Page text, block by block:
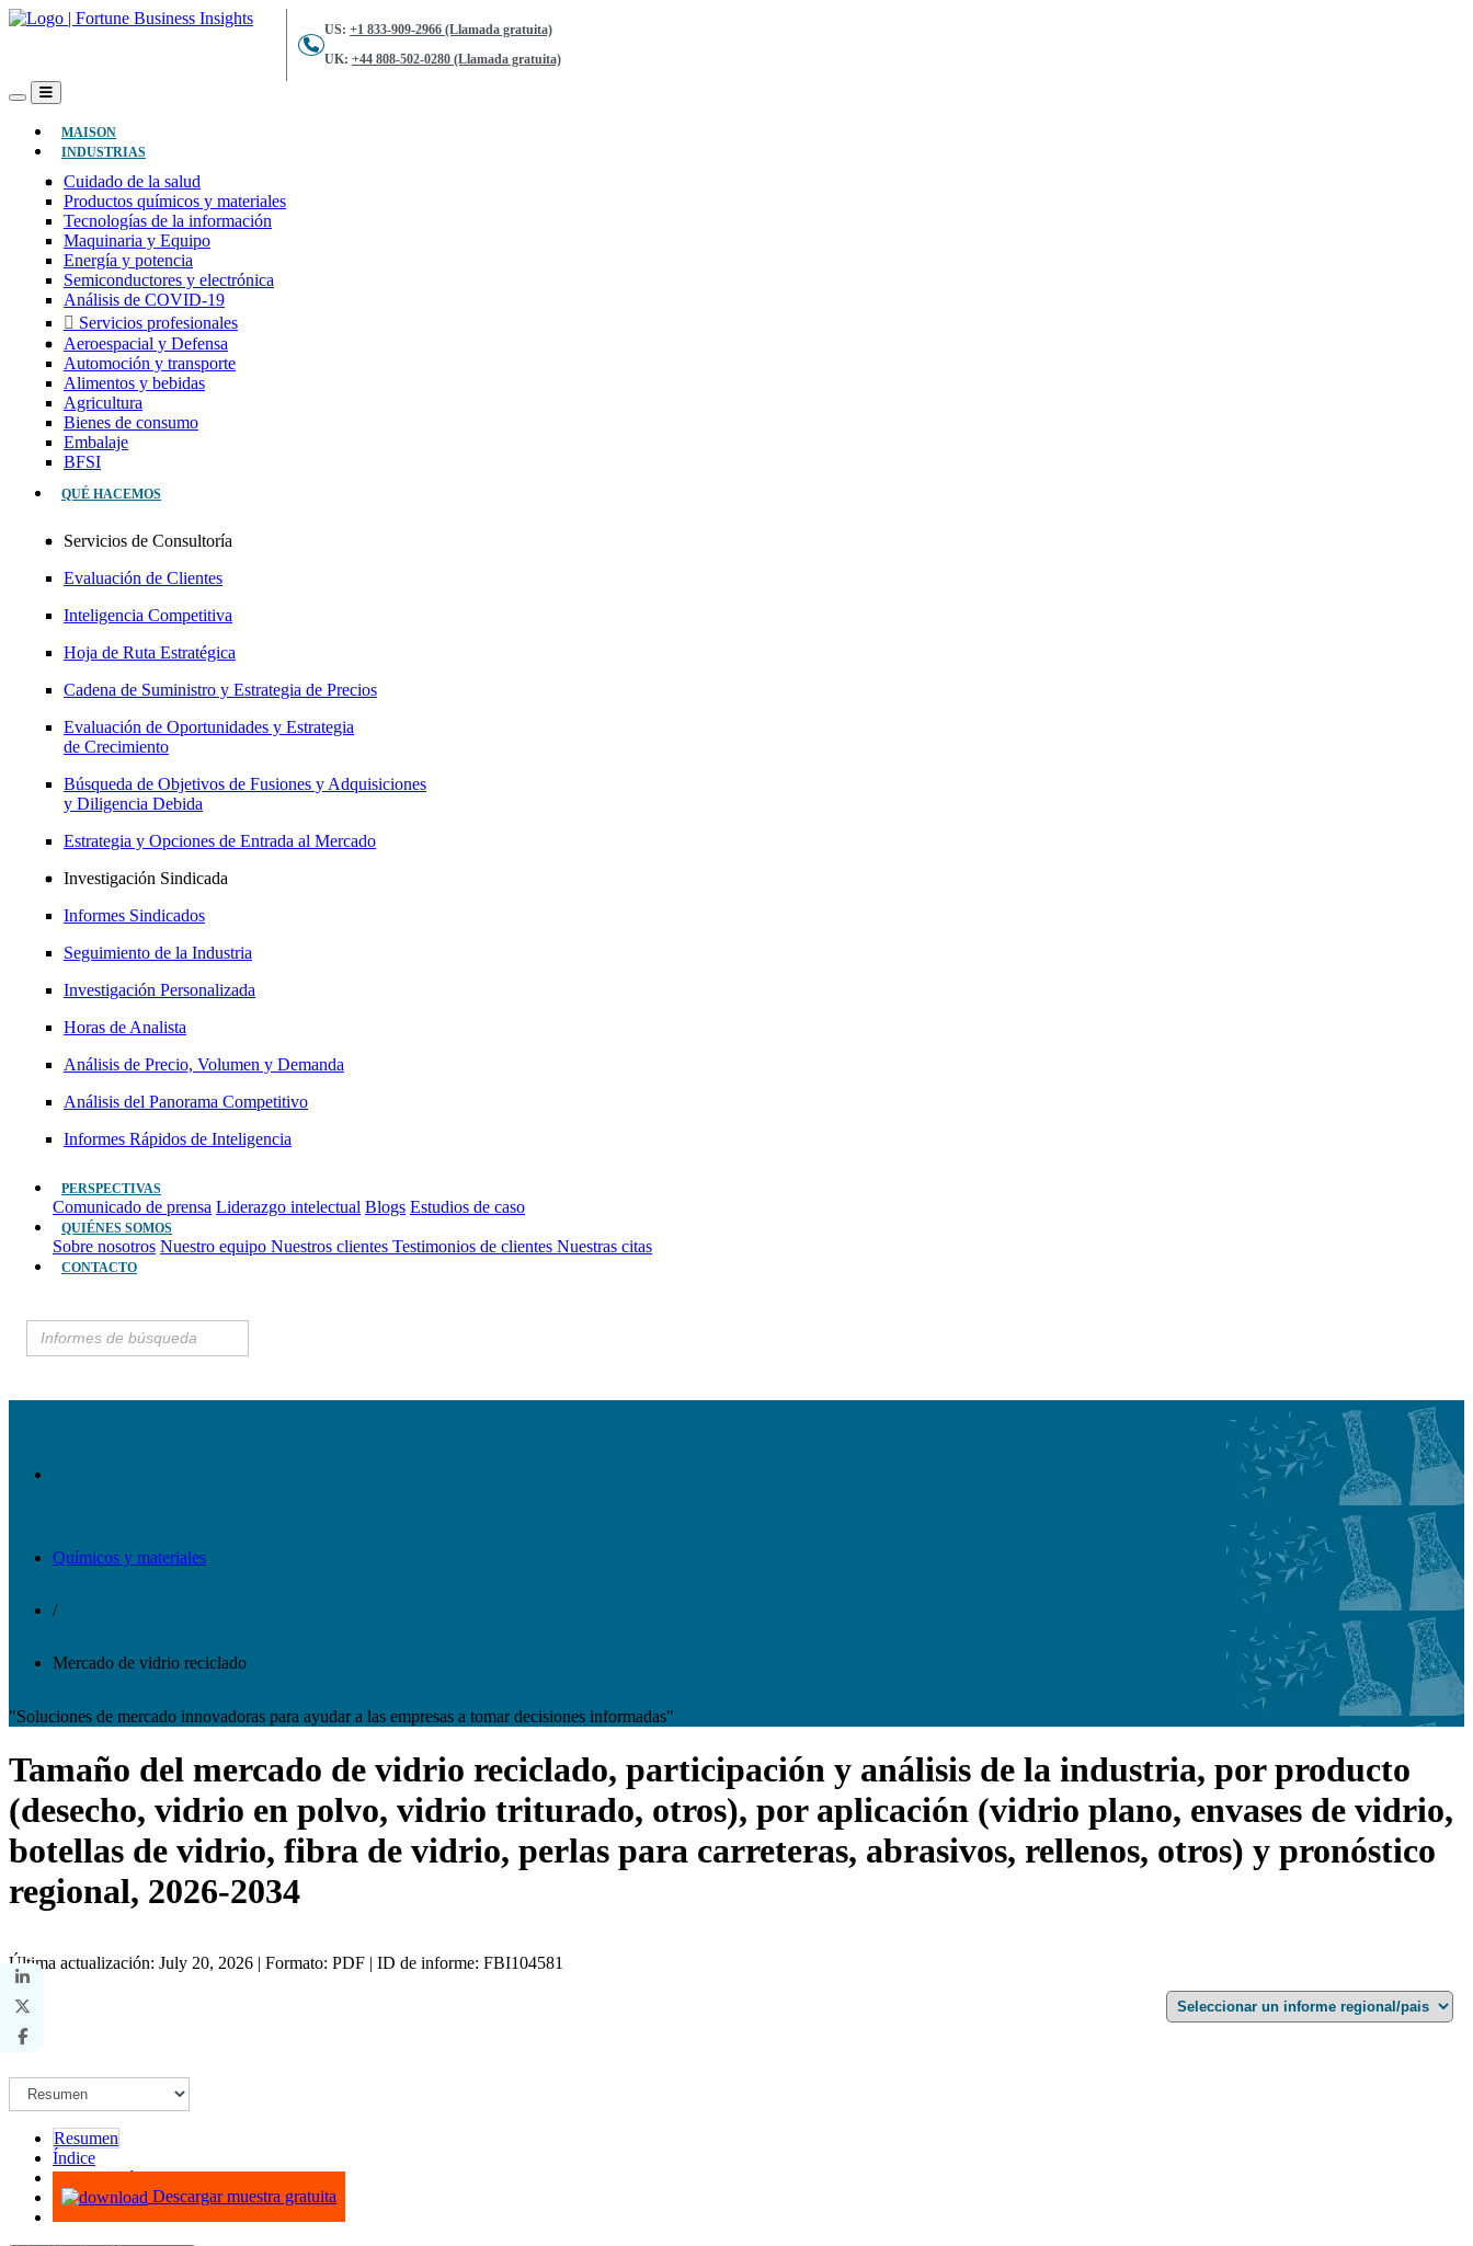
US: +1 833-909-2966 (Llamada gratuita)
UK: +44 808-502-0280 (Llamada gratuita)
MAISON(ACTUAL)
INDUSTRIAS
Cuidado de la salud
Productos químicos y materiales
Tecnologías de la información
Maquinaria y Equipo
Energía y potencia
Semiconductores y electrónica
Análisis de COVID-19
Servicios profesionales
Aeroespacial y Defensa
Automoción y transporte
Alimentos y bebidas
Agricultura
Bienes de consumo
Embalaje
BFSI
QUÉ HACEMOS
Servicios de Consultoría
Evaluación de Clientes
Inteligencia Competitiva
Hoja de Ruta Estratégica
Cadena de Suministro y Estrategia de Precios
Evaluación de Oportunidades y Estrategia
de Crecimiento
Búsqueda de Objetivos de Fusiones y Adquisiciones
y Diligencia Debida
Estrategia y Opciones de Entrada al Mercado
Investigación Sindicada
Informes Sindicados
Seguimiento de la Industria
Investigación Personalizada
Horas de Analista
Análisis de Precio, Volumen y Demanda
Análisis del Panorama Competitivo
Informes Rápidos de Inteligencia
PERSPECTIVAS
Comunicado de prensa Liderazgo intelectual Blogs Estudios de caso
QUIÉNES SOMOS
Sobre nosotros Nuestro equipo Nuestros clientes Testimonios de clientes Nuestras citas
CONTACTO
Químicos y materiales
/
Mercado de vidrio reciclado
"Soluciones de mercado innovadoras para ayudar a las empresas a tomar decisiones informadas"
Tamaño del mercado de vidrio reciclado, participación y análisis de la industria, por producto
(desecho, vidrio en polvo, vidrio triturado, otros), por aplicación (vidrio plano, envases de vidrio,
botellas de vidrio, fibra de vidrio, perlas para carreteras, abrasivos, rellenos, otros) y pronóstico
regional, 2026-2034
Última actualización: July 20, 2026 | Formato: PDF | ID de informe: FBI104581
Resumen
Índice
Metodología
Descargar muestra gratuita